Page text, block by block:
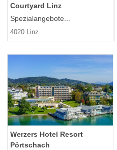
Courtyard Linz
Spezialangebote...
4020 Linz
Werzers Hotel Resort
Pörtschach